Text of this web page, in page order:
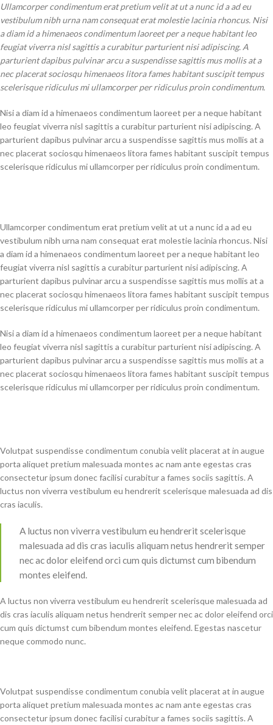
Ullamcorper condimentum erat pretium velit at ut a nunc id a ad eu
vestibulum nibh urna nam consequat erat molestie lacinia rhoncus. Nisi
a diam id a himenaeos condimentum laoreet per a neque habitant leo
feugiat viverra nisl sagittis a curabitur parturient nisi adipiscing. A
parturient dapibus pulvinar arcu a suspendisse sagittis mus mollis at a
nec placerat sociosqu himenaeos litora fames habitant suscipit tempus
scelerisque ridiculus mi ullamcorper per ridiculus proin condimentum.
Nisi a diam id a himenaeos condimentum laoreet per a neque habitant
leo feugiat viverra nisl sagittis a curabitur parturient nisi adipiscing. A
parturient dapibus pulvinar arcu a suspendisse sagittis mus mollis at a
nec placerat sociosqu himenaeos litora fames habitant suscipit tempus
scelerisque ridiculus mi ullamcorper per ridiculus proin condimentum.
Ullamcorper condimentum erat pretium velit at ut a nunc id a ad eu
vestibulum nibh urna nam consequat erat molestie lacinia rhoncus. Nisi
a diam id a himenaeos condimentum laoreet per a neque habitant leo
feugiat viverra nisl sagittis a curabitur parturient nisi adipiscing. A
parturient dapibus pulvinar arcu a suspendisse sagittis mus mollis at a
nec placerat sociosqu himenaeos litora fames habitant suscipit tempus
scelerisque ridiculus mi ullamcorper per ridiculus proin condimentum.
Nisi a diam id a himenaeos condimentum laoreet per a neque habitant
leo feugiat viverra nisl sagittis a curabitur parturient nisi adipiscing. A
parturient dapibus pulvinar arcu a suspendisse sagittis mus mollis at a
nec placerat sociosqu himenaeos litora fames habitant suscipit tempus
scelerisque ridiculus mi ullamcorper per ridiculus proin condimentum.
Volutpat suspendisse condimentum conubia velit placerat at in augue
porta aliquet pretium malesuada montes ac nam ante egestas cras
consectetur ipsum donec facilisi curabitur a fames sociis sagittis. A
luctus non viverra vestibulum eu hendrerit scelerisque malesuada ad dis
cras iaculis.
A luctus non viverra vestibulum eu hendrerit scelerisque
malesuada ad dis cras iaculis aliquam netus hendrerit semper
nec ac dolor eleifend orci cum quis dictumst cum bibendum
montes eleifend.
A luctus non viverra vestibulum eu hendrerit scelerisque malesuada ad
dis cras iaculis aliquam netus hendrerit semper nec ac dolor eleifend orci
cum quis dictumst cum bibendum montes eleifend. Egestas nascetur
neque commodo nunc.
Volutpat suspendisse condimentum conubia velit placerat at in augue
porta aliquet pretium malesuada montes ac nam ante egestas cras
consectetur ipsum donec facilisi curabitur a fames sociis sagittis. A